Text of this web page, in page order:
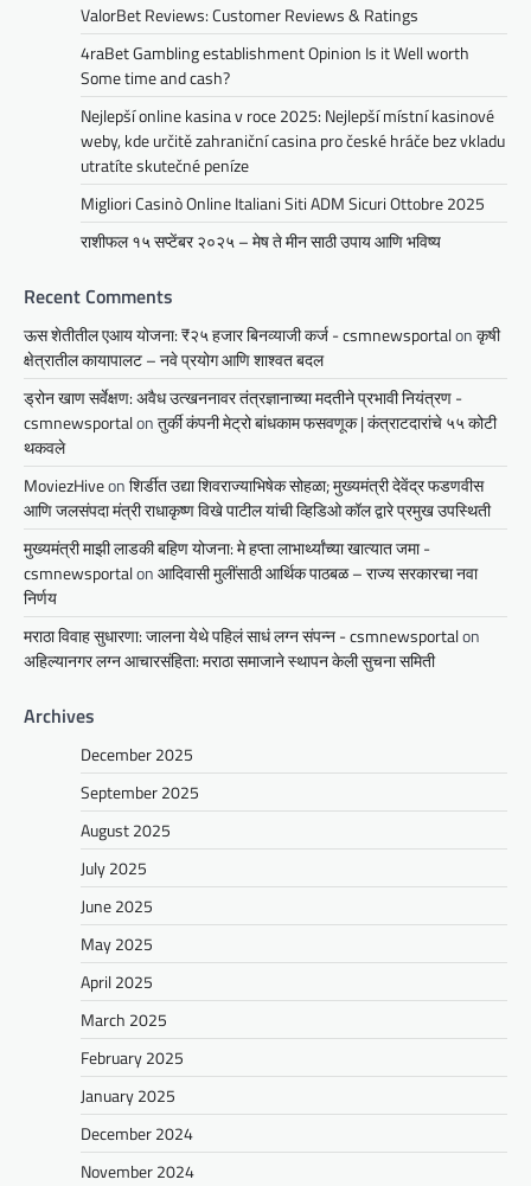
ValorBet Reviews: Customer Reviews & Ratings
4raBet Gambling establishment Opinion Is it Well worth
Some time and cash?
Nejlepší online kasina v roce 2025: Nejlepší místní kasinové
weby, kde určitě zahraniční casina pro české hráče bez vkladu
utratíte skutečné peníze
Migliori Casinò Online Italiani Siti ADM Sicuri Ottobre 2025
राशीफल १५ सप्टेंबर २०२५ – मेष ते मीन साठी उपाय आणि भविष्य
Recent Comments
ऊस शेतीतील एआय योजना: ₹२५ हजार बिनव्याजी कर्ज - csmnewsportalonकृषी
क्षेत्रातील कायापालट – नवे प्रयोग आणि शाश्वत बदल
ड्रोन खाण सर्वेक्षण: अवैध उत्खननावर तंत्रज्ञानाच्या मदतीने प्रभावी नियंत्रण -
csmnewsportalonतुर्की कंपनी मेट्रो बांधकाम फसवणूक | कंत्राटदारांचे ५५ कोटी
थकवले
MoviezHiveonशिर्डीत उद्या शिवराज्याभिषेक सोहळा; मुख्यमंत्री देवेंद्र फडणवीस
आणि जलसंपदा मंत्री राधाकृष्ण विखे पाटील यांची व्हिडिओ कॉल द्वारे प्रमुख उपस्थिती
मुख्यमंत्री माझी लाडकी बहिण योजना: मे हप्ता लाभार्थ्यांच्या खात्यात जमा -
csmnewsportalonआदिवासी मुलींसाठी आर्थिक पाठबळ – राज्य सरकारचा नवा
निर्णय
मराठा विवाह सुधारणा: जालना येथे पहिलं साधं लग्न संपन्न - csmnewsportalon
अहिल्यानगर लग्न आचारसंहिता: मराठा समाजाने स्थापन केली सुचना समिती
Archives
December 2025
September 2025
August 2025
July 2025
June 2025
May 2025
April 2025
March 2025
February 2025
January 2025
December 2024
November 2024